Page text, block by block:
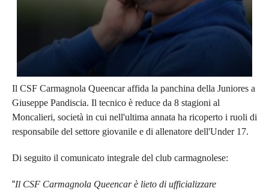
Il CSF Carmagnola Queencar affida la panchina della Juniores a
Giuseppe Pandiscia. Il tecnico è reduce da 8 stagioni al
Moncalieri, società in cui nell'ultima annata ha ricoperto i ruoli di
responsabile del settore giovanile e di allenatore dell'Under 17.
Di seguito il comunicato integrale del club carmagnolese:
“Il CSF Carmagnola Queencar è lieto di ufficializzare